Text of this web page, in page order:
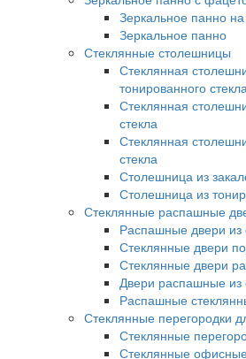
Зеркальное панно на
Зеркальное панно
Стеклянные столешницы
Стеклянная
тонированного
Стеклянная
стекла
Стеклянная
стекла
Столешница из
Столешница из
Стеклянные распашные
Распашные двери из
Стеклянные двери
Стеклянные двери
Двери распашные из
Распашные
Стеклянные
Стеклянные
Стеклянные